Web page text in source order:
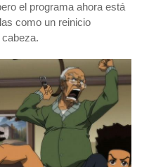
el programa ahora está
como un reinicio